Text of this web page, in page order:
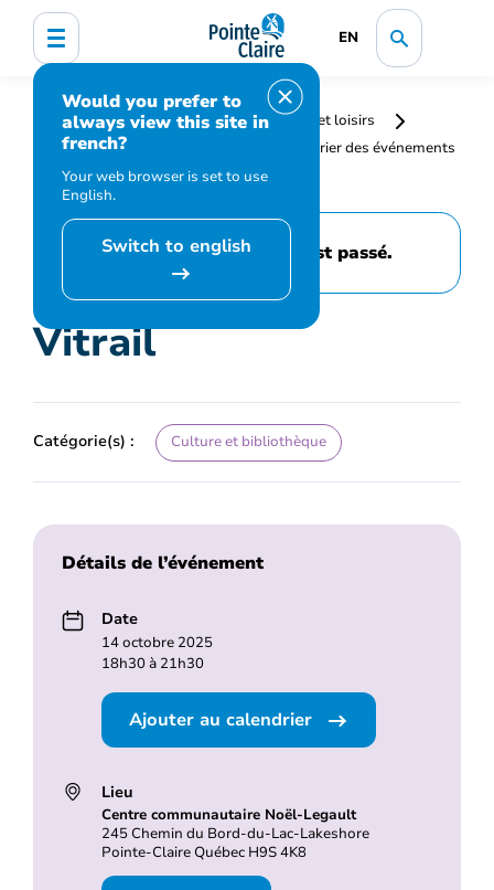
EN
Would you prefer to
always view this site in
french?
Your web browser is set to use
English.
Switch to english
Accueil
Bibliothèque, culture, sports et loisirs
Programmation et inscription
Calendrier des événements
et activités
Vitrail
Cet événement est passé.
Vitrail
Catégorie(s) : Culture et bibliothèque
Détails de l’événement
Date
14 octobre 2025
18h30 à 21h30
Ajouter au calendrier
Lieu
Centre communautaire Noël-Legault
245 Chemin du Bord-du-Lac-Lakeshore
Pointe-Claire Québec H9S 4K8